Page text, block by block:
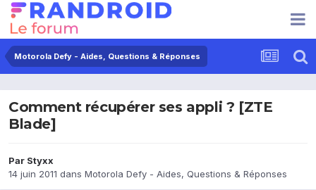
Motorola Defy - Aides, Questions & Réponses
Comment récupérer ses appli ? [ZTE
Blade]
Par Styxx
14 juin 2011 dans Motorola Defy - Aides, Questions & Réponses